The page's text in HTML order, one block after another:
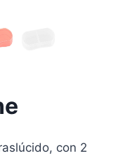
con 2